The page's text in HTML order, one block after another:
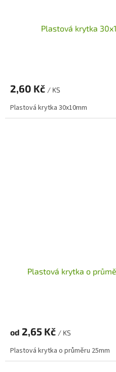
Plastová krytka
2,60 Kč / KS
Plastová krytka 30x10mm
Plastová krytka o
od 2,65 Kč / KS
Plastová krytka o průměru 25mm